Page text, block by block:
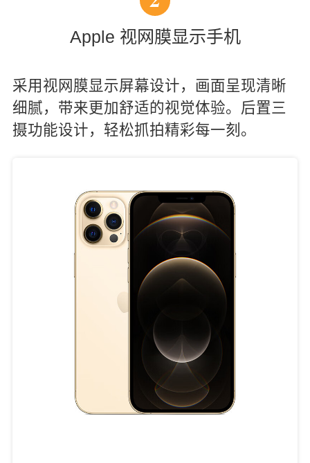
Apple 视网膜显示手机
采用视网膜显示屏幕设计，画面呈现清晰
细腻，带来更加舒适的视觉体验。后置三
摄功能设计，轻松抓拍精彩每一刻。